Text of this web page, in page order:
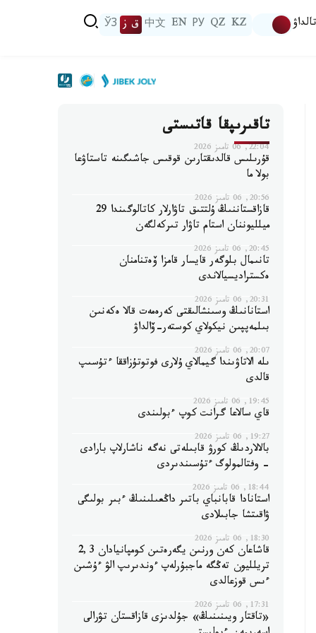
تالداۋ KZ
QZ
РУ
EN
中文 ق ز ЎЗ
تاقىرىپقا قاتىستى
22:04, 06 تامىز 2026
قۇرىلىس قالدىقتارىن قوقىس جاشىگىنە تاستاۋعا
بولا ما
20:56, 06 تامىز 2026
قازاقستاننىڭ ۇلتتىق تاۋارلار كاتالوگىندا 29
ميلليوننان استام تاۋار تىركەلگەن
20:45, 06 تامىز 2026
تانىمال بلوگەر قايسار قامزا ۆەتنامنان
ەكستراديسيالاندى
20:31, 06 تامىز 2026
استانانىڭ وسىنشالىقتى كەرەمەت قالا ەكەنىن
بىلمەپپىن نيكولاي كوستەر-ۆالداۋ
20:07, 06 تامىز 2026
ىلە الاتاۋىندا گيمالاي ۇلارى فوتوتۇزاققا ءتۇسىپ
قالدى
19:45, 06 تامىز 2026
قاي سالاعا گرانت كوپ ءبولىندى
19:27, 06 تامىز 2026
بالالاردىڭ كورۋ قابىلەتى نەگە ناشارلاپ بارادى
- وفتالمولوگ ءتۇسىندىردى
18:44, 06 تامىز 2026
استانادا قابانباي باتىر داڭعىلىنىڭ ءبىر بولىگى
ۋاقىتشا جابىلادى
18:30, 06 تامىز 2026
قاشاعان كەن ورنىن يگەرەتىن كومپانيادان 2,3
تريلليون تەڭگە ماجبۇرلەپ ءوندىرىپ الۋ ءۇشىن
ءىس قوزعالدى
17:31, 06 تامىز 2026
«تاقتار ويىنىنىڭ» جۇلدىزى قازاقستان تۋرالى